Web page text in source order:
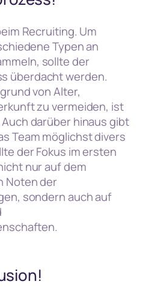
Recruiting. Um
Typen an
sollte der
überdacht werden.
von Alter,
zu vermeiden, ist
darüber hinaus gibt
Team möglichst divers
der Fokus im ersten
nur auf dem
Noten der
sondern auch auf